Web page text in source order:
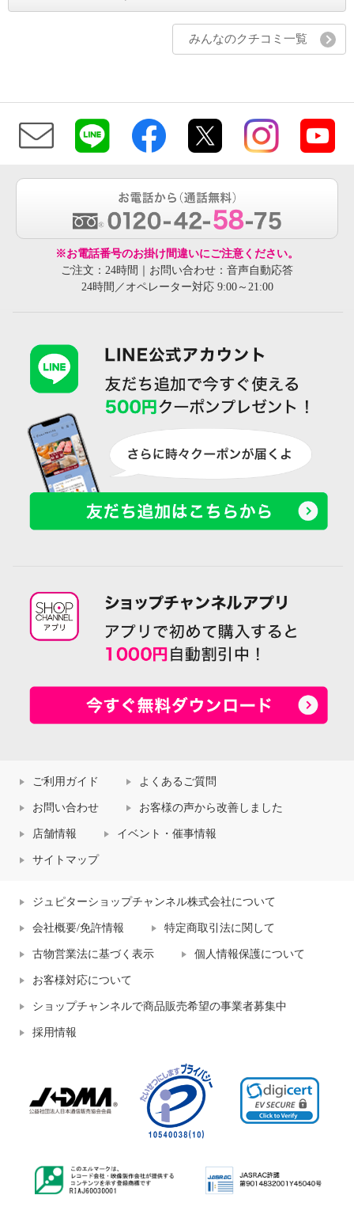
みんなのクチコミ一覧
※お電話番号のお掛け間違いにご注意ください。
ご注文：24時間｜お問い合わせ：音声自動応答
24時間／オペレーター対応 9:00～21:00
ご利用ガイド よくあるご質問
お問い合わせ お客様の声から改善しました
店舗情報 イベント・催事情報
サイトマップ
ジュピターショップチャンネル株式会社について
会社概要/免許情報 特定商取引法に関して
古物営業法に基づく表示 個人情報保護について
お客様対応について
ショップチャンネルで商品販売希望の事業者募集中
採用情報